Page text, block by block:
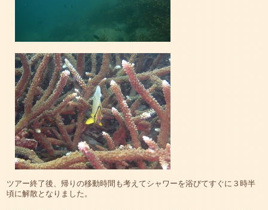
ツアー終了後、帰りの移動時間も考えてシャワーを浴びてすぐに３時半
頃に解散となりました。